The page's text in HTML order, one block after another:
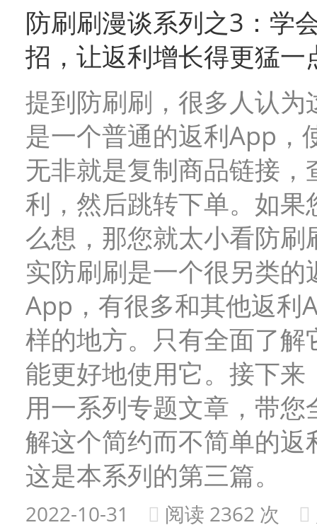
防刷刷漫谈系列之3：学
招，让返利增长得更猛一
提到防刷刷，很多人认为
是一个普通的返利App，
无非就是复制商品链接，
利，然后跳转下单。如果
么想，那您就太小看防刷
实防刷刷是一个很另类的
App，有很多和其他返利
样的地方。只有全面了解
能更好地使用它。接下来
用一系列专题文章，带您
解这个简约而不简单的返
这是本系列的第三篇。
2022-10-31 阅读 2362 次